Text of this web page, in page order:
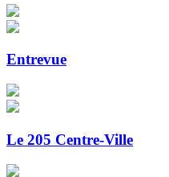
Entrevue
Le 205 Centre-Ville